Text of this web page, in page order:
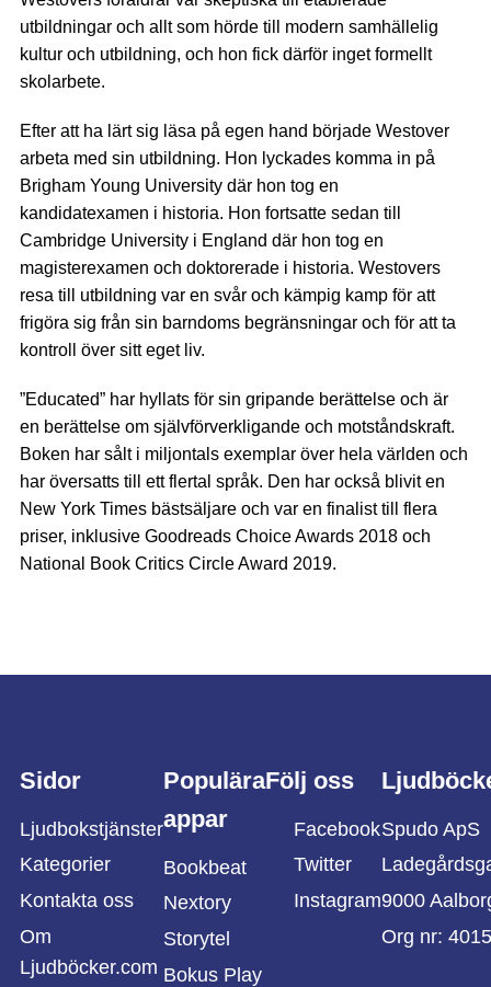
utbildningar och allt som hörde till modern samhällelig
kultur och utbildning, och hon fick därför inget formellt
skolarbete.
Efter att ha lärt sig läsa på egen hand började Westover
arbeta med sin utbildning. Hon lyckades komma in på
Brigham Young University där hon tog en
kandidatexamen i historia. Hon fortsatte sedan till
Cambridge University i England där hon tog en
magisterexamen och doktorerade i historia. Westovers
resa till utbildning var en svår och kämpig kamp för att
frigöra sig från sin barndoms begränsningar och för att ta
kontroll över sitt eget liv.
”Educated” har hyllats för sin gripande berättelse och är
en berättelse om självförverkligande och motståndskraft.
Boken har sålt i miljontals exemplar över hela världen och
har översatts till ett flertal språk. Den har också blivit en
New York Times bästsäljare och var en finalist till flera
priser, inklusive Goodreads Choice Awards 2018 och
National Book Critics Circle Award 2019.
Sidor
Ljudbokstjänster
Kategorier
Kontakta oss
Om
Ljudböcker.com
Populära
appar
Bookbeat
Nextory
Storytel
Bokus Play
Följ oss
Facebook
Twitter
Instagram
Spudo ApS
9000
Org nr: